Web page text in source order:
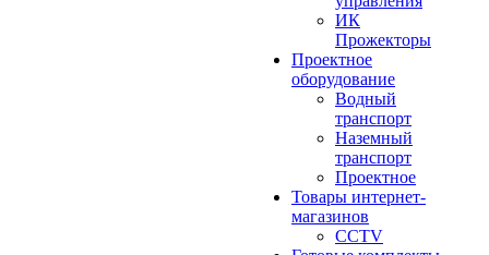
ИК
Прожекторы
Проектное
оборудование
Водный
транспорт
Наземный
транспорт
Проектное
Товары интернет-
магазинов
CCTV